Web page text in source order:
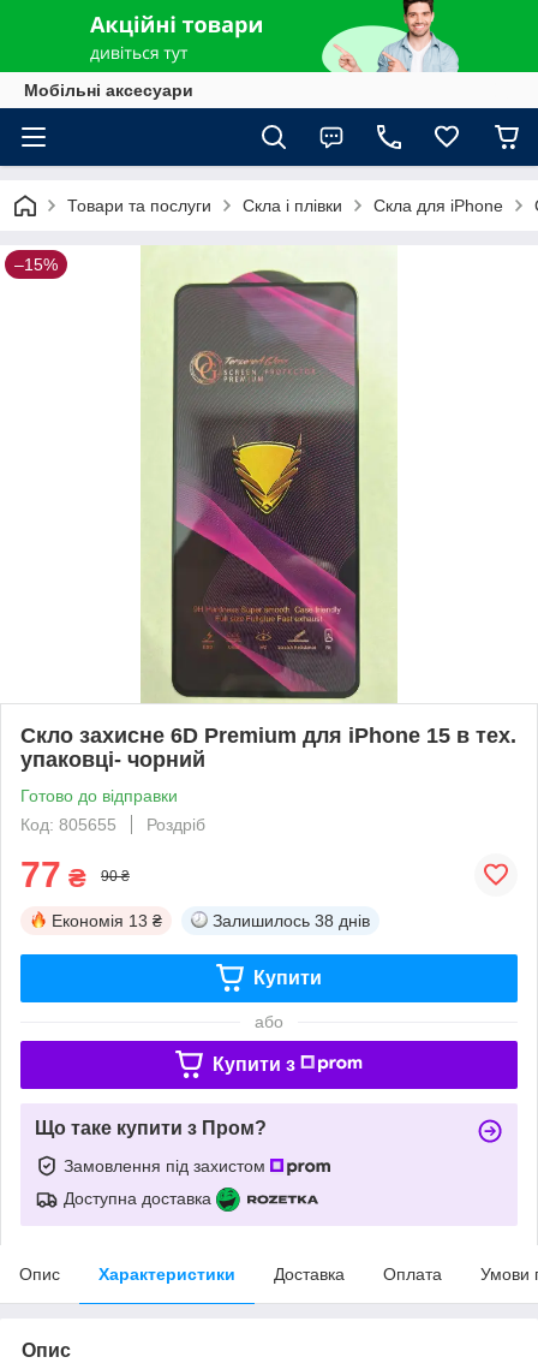
Мобільні аксесуари
Товари та послуги Скла і плівки Скла для iPhone
–15%
Скло захисне 6D Premium для iPhone 15 в тех.
упаковці- чорний
Готово до відправки
Код: 805655
Роздріб
77 ₴ 90 ₴
Економія 13 ₴ Залишилось 38 днів
Купити
або
Купити з
Що таке купити з Пром?
Замовлення під захистом
Доступна доставка
Опис Характеристики Доставка Оплата Умови
Опис